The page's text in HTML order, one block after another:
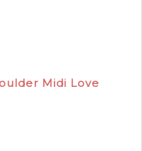
Midi Love